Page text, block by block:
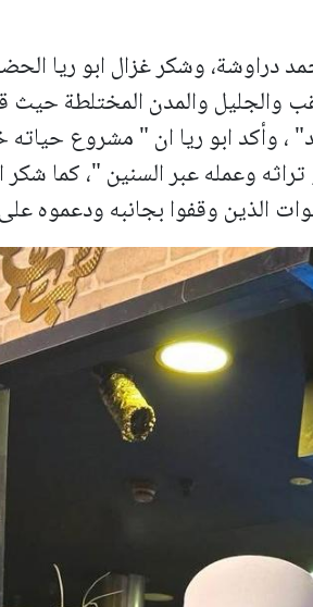
دراوشة، وشكر غزال ابو ريا
والجليل والمدن المختلطة حيث
، وأكد ابو ريا ان " مشروع
وعمله عبر السنين "، كما شكر
الذين وقفوا بجانبه ودعموه